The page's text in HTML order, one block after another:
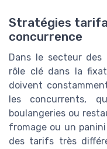
Stratégies
concurrence
Dans le secteur
rôle clé dans la
doivent
les concurrents,
boulangeries ou
fromage ou un
des tarifs très